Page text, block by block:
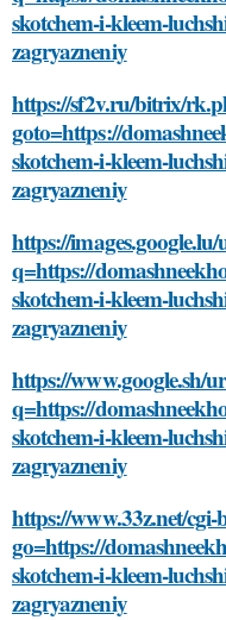
skotchem-i-kleem-
zagryazneniy
https://sf2v.ru/bitrix/
goto=https://
skotchem-i-kleem-
zagryazneniy
https://
q=https://
skotchem-i-kleem-
zagryazneniy
https://www.google.sh/
q=https://
skotchem-i-kleem-
zagryazneniy
https://www.33z.net/
go=https://
skotchem-i-kleem-
zagryazneniy